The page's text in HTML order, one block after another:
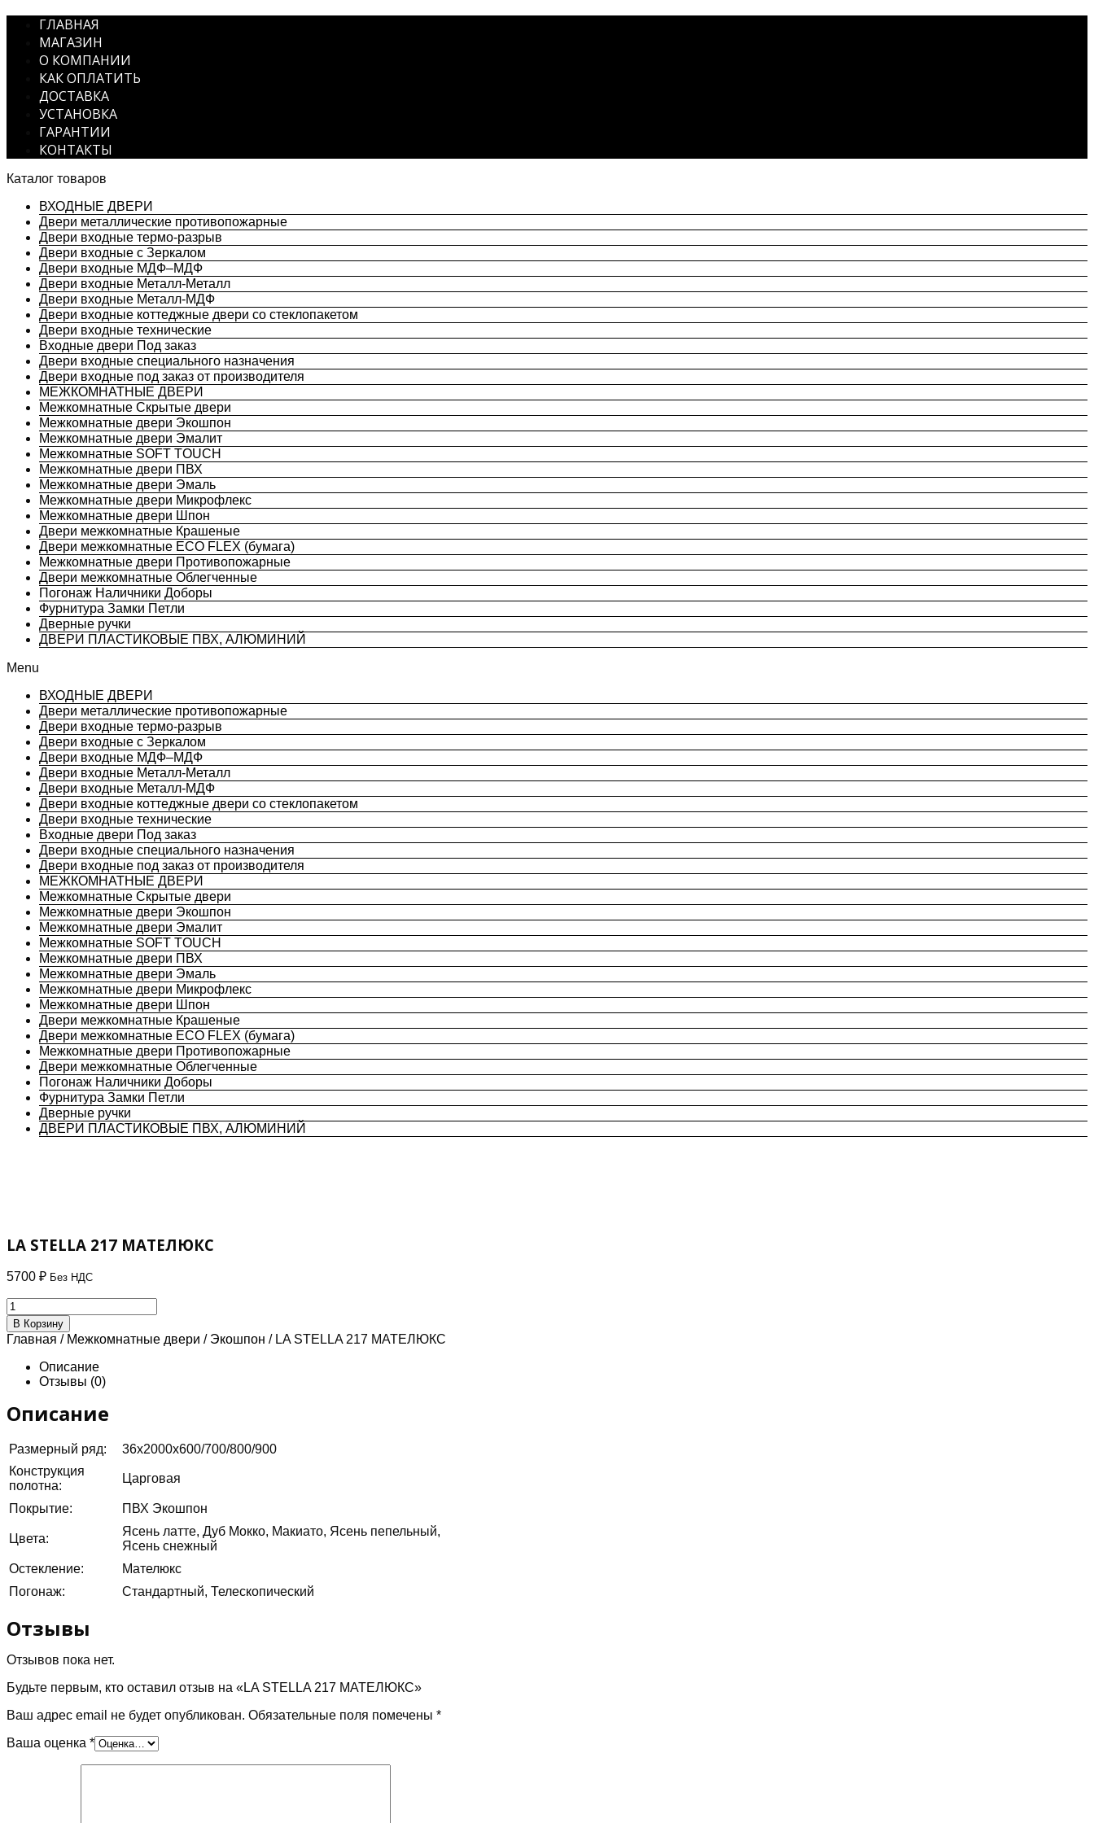
ГЛАВНАЯ
МАГАЗИН
О КОМПАНИИ
КАК ОПЛАТИТЬ
ДОСТАВКА
УСТАНОВКА
ГАРАНТИИ
КОНТАКТЫ
Каталог товаров
ВХОДНЫЕ ДВЕРИ
Двери металлические противопожарные
Двери входные термо-разрыв
Двери входные с Зеркалом
Двери входные МДФ–МДФ
Двери входные Металл-Металл
Двери входные Металл-МДФ
Двери входные коттеджные двери со стеклопакетом
Двери входные технические
Входные двери Под заказ
Двери входные специального назначения
Двери входные под заказ от производителя
МЕЖКОМНАТНЫЕ ДВЕРИ
Межкомнатные Скрытые двери
Межкомнатные двери Экошпон
Межкомнатные двери Эмалит
Межкомнатные SOFT TOUCH
Межкомнатные двери ПВХ
Межкомнатные двери Эмаль
Межкомнатные двери Микрофлекс
Межкомнатные двери Шпон
Двери межкомнатные Крашеные
Двери межкомнатные ECO FLEX (бумага)
Межкомнатные двери Противопожарные
Двери межкомнатные Облегченные
Погонаж Наличники Доборы
Фурнитура Замки Петли
Дверные ручки
ДВЕРИ ПЛАСТИКОВЫЕ ПВХ, АЛЮМИНИЙ
Menu
ВХОДНЫЕ ДВЕРИ
Двери металлические противопожарные
Двери входные термо-разрыв
Двери входные с Зеркалом
Двери входные МДФ–МДФ
Двери входные Металл-Металл
Двери входные Металл-МДФ
Двери входные коттеджные двери со стеклопакетом
Двери входные технические
Входные двери Под заказ
Двери входные специального назначения
Двери входные под заказ от производителя
МЕЖКОМНАТНЫЕ ДВЕРИ
Межкомнатные Скрытые двери
Межкомнатные двери Экошпон
Межкомнатные двери Эмалит
Межкомнатные SOFT TOUCH
Межкомнатные двери ПВХ
Межкомнатные двери Эмаль
Межкомнатные двери Микрофлекс
Межкомнатные двери Шпон
Двери межкомнатные Крашеные
Двери межкомнатные ECO FLEX (бумага)
Межкомнатные двери Противопожарные
Двери межкомнатные Облегченные
Погонаж Наличники Доборы
Фурнитура Замки Петли
Дверные ручки
ДВЕРИ ПЛАСТИКОВЫЕ ПВХ, АЛЮМИНИЙ
LA STELLA 217 МАТЕЛЮКС
5700 ₽ Без НДС
Количество
товара
LA
STELLA
217
МАТЕЛЮКС
В Корзину
Главная / Межкомнатные двери / Экошпон / LA STELLA 217 МАТЕЛЮКС
Описание
Отзывы (0)
Описание
Размерный ряд:
36х2000х600/700/800/900
Конструкция
полотна:
Царговая
Покрытие: ПВХ Экошпон
Цвета:
Ясень латте, Дуб Мокко, Макиато, Ясень пепельный,
Ясень снежный
Остекление:
Мателюкс
Погонаж:
Стандартный, Телескопический
Отзывы
Отзывов пока нет.
Будьте первым, кто оставил отзыв на «LA STELLA 217 МАТЕЛЮКС»
Ваш адрес email не будет опубликован. Обязательные поля помечены *
Ваша оценка *